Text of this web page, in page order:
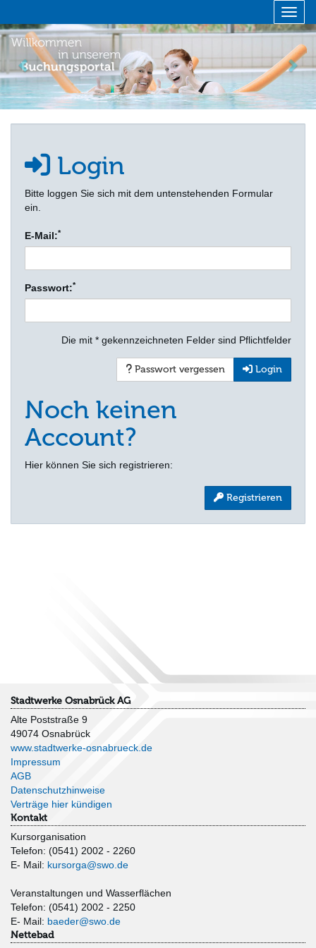
zurück
Login
Bitte loggen Sie sich mit dem untenstehenden Formular
ein.
E-Mail:*
Passwort:*
Die mit * gekennzeichneten Felder sind Pflichtfelder
Passwort vergessen Login
Noch keinen
Account?
Hier können Sie sich registrieren:
Registrieren
Stadtwerke Osnabrück AG
Alte Poststraße 9
49074 Osnabrück
www.stadtwerke-osnabrueck.de
Impressum
AGB
Datenschutzhinweise
Verträge hier kündigen
Kontakt
Kursorganisation
Telefon: (0541) 2002 - 2260
E- Mail: kursorga@swo.de
Veranstaltungen und Wasserflächen
Telefon: (0541) 2002 - 2250
E- Mail: baeder@swo.de
Nettebad